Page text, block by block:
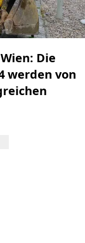
Die
werden von